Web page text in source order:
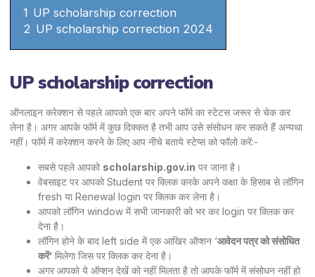
1 UP scholarship correction
2 UP scholarship correction 2024
UP scholarship correction
ऑनलाइन करेक्शन से पहले आपको एक बार अपने फॉर्म का स्टेटस जरूर से चेक कर
लेना है। अगर आपके फॉर्म में कुछ दिक्कत है तभी आप उसे संसोधन कर सकते हैं अन्यथा
नहीं। फॉर्म में करेक्शन करने के लिए आप नीचे बताये स्टेप्स को फॉलो करें:-
सबसे पहले आपको scholarship.gov.in पर जाना है।
वेबसाइट पर आपको Student पर क्लिक करके अपने कक्षा के हिसाब से लॉगिन
fresh या Renewal login पर क्लिक कर लेना है।
आपको लॉगिन window में सभी जानकारी को भर कर login पर क्लिक कर
देना है।
लॉगिन होने के बाद left side में एक आखिर ऑप्शन ‘आवेदन पत्र को संसोधित
करें’ मिलेगा जिस पर क्लिक कर देना है।
अगर आपको ये ऑप्शन देखें को नहीं मिलता है तो आपके फॉर्म में संसोधन नहीं हो